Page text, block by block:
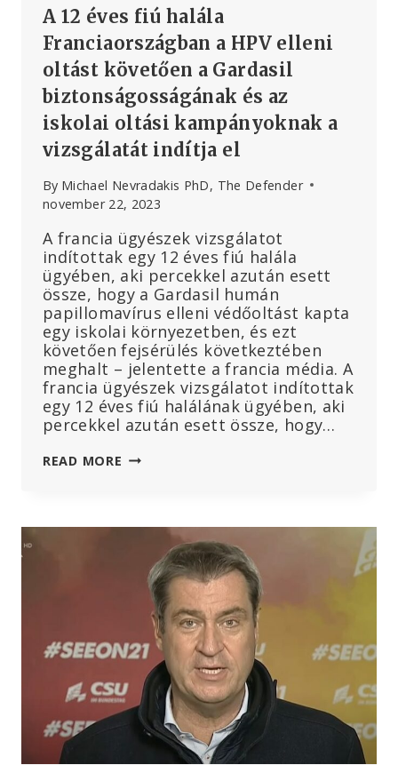
A 12 éves fiú halála
Franciaországban a HPV elleni
oltást követően a Gardasil
biztonságosságának és az
iskolai oltási kampányoknak a
vizsgálatát indítja el
By Michael Nevradakis PhD, The Defender
november 22, 2023
A francia ügyészek vizsgálatot
indítottak egy 12 éves fiú halála
ügyében, aki percekkel azután esett
össze, hogy a Gardasil humán
papillomavírus elleni védőoltást kapta
egy iskolai környezetben, és ezt
követően fejsérülés következtében
meghalt – jelentette a francia média. A
francia ügyészek vizsgálatot indítottak
egy 12 éves fiú halálának ügyében, aki
percekkel azután esett össze, hogy…
READ MORE A
HALÁLA
FRANCIAORSZÁGBAN
HPV
ELLENI
OLTÁST
KÖVETŐEN
A
GARDASIL
BIZTONSÁGOSSÁGÁNAK